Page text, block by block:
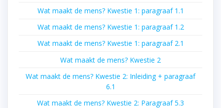
Wat maakt de mens? Kwestie 1: paragraaf 1.1
Wat maakt de mens? Kwestie 1: paragraaf 1.2
Wat maakt de mens? Kwestie 1: paragraaf 2.1
Wat maakt de mens? Kwestie 2
Wat maakt de mens? Kwestie 2: Inleiding + paragraaf
6.1
Wat maakt de mens? Kwestie 2: Paragraaf 5.3